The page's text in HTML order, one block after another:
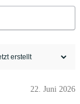
22. Juni 2026